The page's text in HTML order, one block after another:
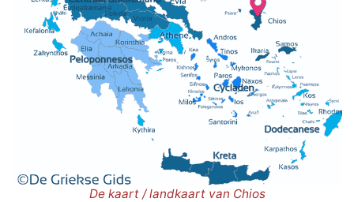
De kaart / landkaart van Chios